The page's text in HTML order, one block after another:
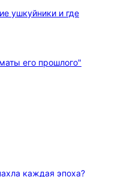
ушкуйники и где
каждая эпоха?